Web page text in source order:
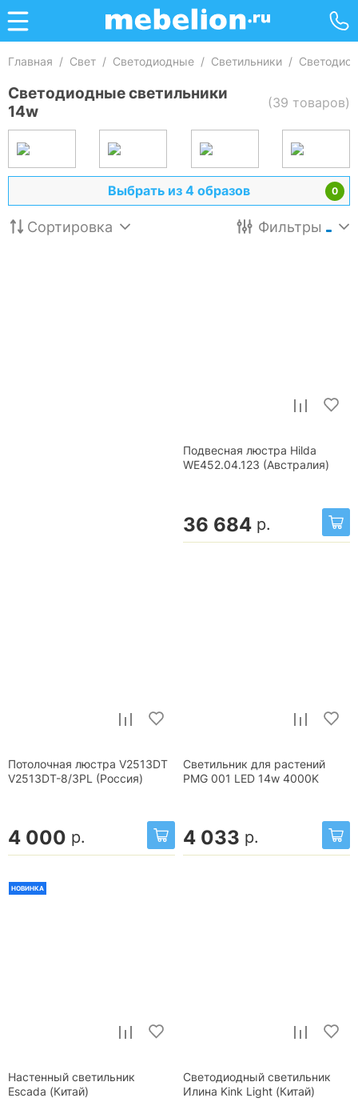
Главная / Свет / Светодиодные / Светильники /
Светодиодные светильники
14w
(39 товаров)
0
Выбрать из 4 образов
Сортировка Фильтры
Подвесная люстра Hilda
WE452.04.123 (Австралия)
36 684 р.
Потолочная люстра V2513DT
V2513DT-8/3PL (Россия)
4 000 р.
Светильник для растений
PMG 001 LED 14w 4000K
4 033 р.
НОВИНКА
Настенный светильник
Escada (Китай)
Светодиодный светильник
Илина Kink Light (Китай)